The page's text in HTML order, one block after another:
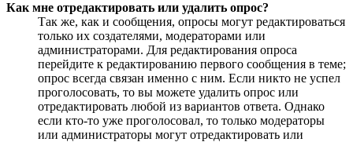
Как мне отредактировать или удалить опрос?
Так же, как и сообщения, опросы могут редактироваться
только их создателями, модераторами или
администраторами. Для редактирования опроса
перейдите к редактированию первого сообщения в теме;
опрос всегда связан именно с ним. Если никто не успел
проголосовать, то вы можете удалить опрос или
отредактировать любой из вариантов ответа. Однако
если кто-то уже проголосовал, то только модераторы
или администраторы могут отредактировать или